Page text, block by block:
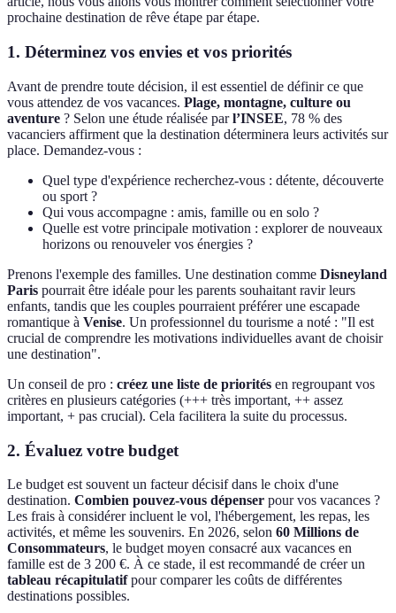
prochaine destination de rêve étape par étape.
1. Déterminez vos envies et vos priorités
Avant de prendre toute décision, il est essentiel de définir ce que
vous attendez de vos vacances. Plage, montagne, culture ou
aventure ? Selon une étude réalisée parl’INSEE, 78 % des
vacanciers affirment que la destination déterminera leurs activités sur
place. Demandez-vous :
Quel type d'expérience recherchez-vous : détente, découverte
ou sport ?
Qui vous accompagne : amis, famille ou en solo ?
Quelle est votre principale motivation : explorer de nouveaux
horizons ou renouveler vos énergies ?
Prenons l'exemple des familles. Une destination comme Disneyland
Paris pourrait être idéale pour les parents souhaitant ravir leurs
enfants, tandis que les couples pourraient préférer une escapade
romantique à Venise. Un professionnel du tourisme a noté : "Il est
crucial de comprendre les motivations individuelles avant de choisir
une destination".
Un conseil de pro : créez une liste de priorités en regroupant vos
critères en plusieurs catégories (+++ très important, ++ assez
important, + pas crucial). Cela facilitera la suite du processus.
2. Évaluez votre budget
Le budget est souvent un facteur décisif dans le choix d'une
destination. Combien pouvez-vous dépenser pour vos vacances ?
Les frais à considérer incluent le vol, l'hébergement, les repas, les
activités, et même les souvenirs. En 2026, selon 60 Millions de
Consommateurs, le budget moyen consacré aux vacances en
famille est de 3 200 €. À ce stade, il est recommandé de créer un
tableau récapitulatifpour comparer les coûts de différentes
destinations possibles.